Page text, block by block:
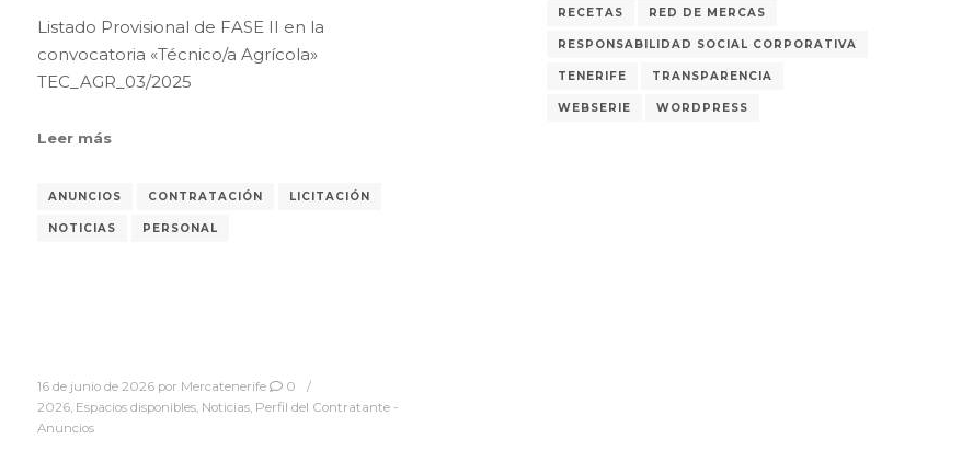
Listado Provisional de FASE II en la
convocatoria «Técnico/a Agrícola»
TEC_AGR_03/2025
Leer más
ANUNCIOS CONTRATACIÓN LICITACIÓN
NOTICIAS PERSONAL
16 de junio de 2026 por Mercatenerife
0
2026, Espacios disponibles, Noticias, Perfil del Contratante -
Anuncios
RECETAS RED DE MERCAS
RESPONSABILIDAD SOCIAL CORPORATIVA
TENERIFE TRANSPARENCIA
WEBSERIE WORDPRESS